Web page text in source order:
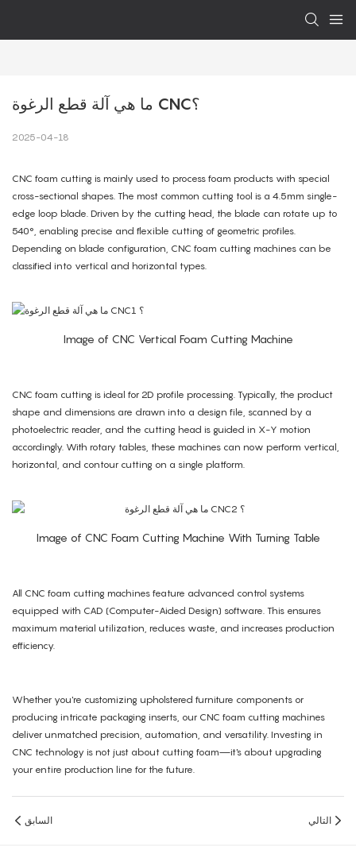
ما هي آلة قطع الرغوة CNC؟
2025-04-18
CNC foam cutting is mainly used to process foam products with special
cross-sectional shapes. The most common cutting tool is a 4.5mm single-
edge loop blade. Driven by the cutting head, the blade can rotate up to
540°, enabling precise and flexible cutting of geometric profiles.
Depending on blade configuration, CNC foam cutting machines can be
classified into vertical and horizontal types.
Image of CNC Vertical Foam Cutting Machine
CNC foam cutting is ideal for 2D profile processing. Typically, the product
shape and dimensions are drawn into a design file, scanned by a
photoelectric reader, and the cutting head is guided in X-Y motion
accordingly. With rotary tables, these machines can now perform vertical,
horizontal, and contour cutting on a single platform.
Image of CNC Foam Cutting Machine With Turning Table
All CNC foam cutting machines feature advanced control systems
equipped with CAD (Computer-Aided Design) software. This ensures
maximum material utilization, reduces waste, and increases production
efficiency.
Whether you're customizing upholstered furniture components or
producing intricate packaging inserts, our CNC foam cutting machines
deliver unmatched precision, automation, and versatility. Investing in
CNC technology is not just about cutting foam—it's about upgrading
your entire production line for the future.
السابق التالي